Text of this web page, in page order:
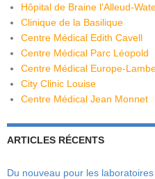
Hôpital de Braine l'Alleud-
Clinique de la Basilique
Centre Médical Edith Cavell
Centre Médical Parc Léopold
Centre Médical Europe-
City Clinic Louise
Centre Médical Jean Monnet
ARTICLES RÉCENTS
Du nouveau pour les